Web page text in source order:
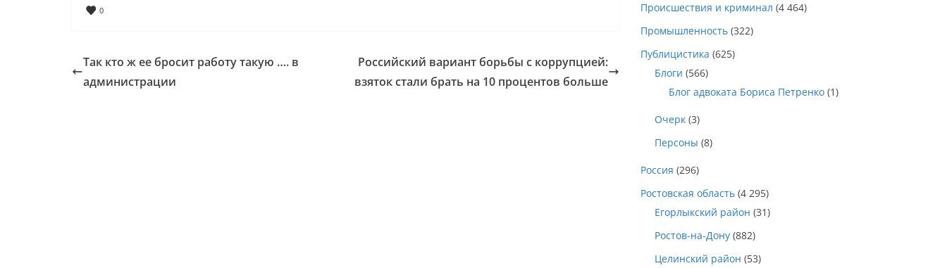
0
Так кто ж ее бросит работу такую …. в
администрации
Российский вариант борьбы с коррупцией:
взяток стали брать на 10 процентов больше
Происшествия и криминал (4 464)
Промышленность (322)
Публицистика (625)
Блоги (566)
Блог адвоката Бориса Петренко (1)
Очерк (3)
Персоны (8)
Россия (296)
Ростовская область (4 295)
Егорлыкский район (31)
Ростов-на-Дону (882)
Целинский район (53)